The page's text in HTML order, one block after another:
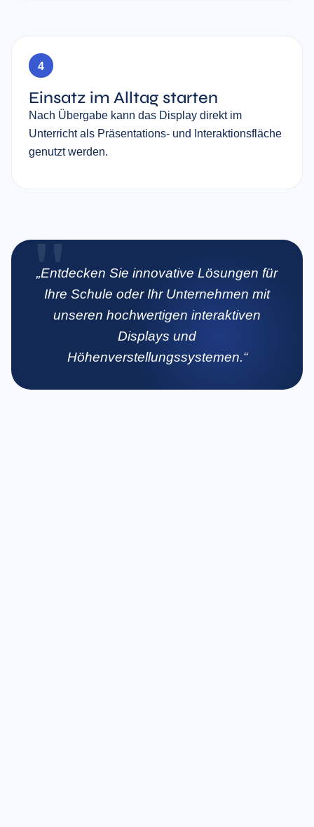
Einsatz im Alltag starten
Unterricht als Präsentations- und Interaktionsfläche
genutzt werden.
„Entdecken Sie innovative Lösungen für
Ihre Schule oder Ihr Unternehmen mit
unseren hochwertigen interaktiven
Displays und
Höhenverstellungssystemen.“